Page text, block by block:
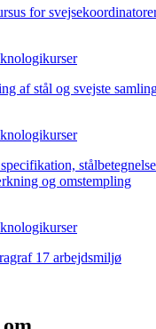
for
af stål og svejste
og omstempling
17 arbejdsmiljø